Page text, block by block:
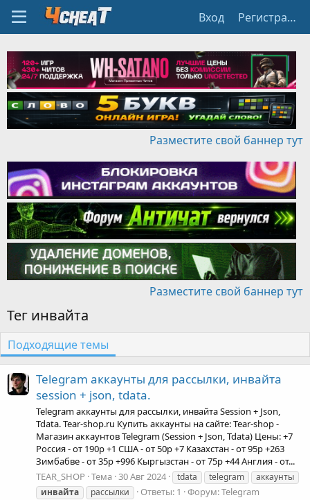
Вход Регистрация
Разместите свой баннер тут
Разместите свой баннер тут
Тег инвайта
Подходящие темы
Telegram аккаунты для рассылки, инвайта
session + json, tdata.
Telegram аккаунты для рассылки, инвайта Session + Json,
Tdata. Tear-shop.ru Купить аккаунты на сайте: Tear-shop -
Магазин аккаунтов Telegram (Session + Json, Tdata) Цены: +7
Россия - от 190р +1 США - от 50р +7 Казахстан - от 95р +263
Зимбабве - от 35р +996 Кыргызстан - от 75р +44 Англия - от...
TEAR_SHOP Тема 30 Авг 2024 tdata telegram
аккаунты
инвайта
рассылки Ответы: 1 Форум:Telegram